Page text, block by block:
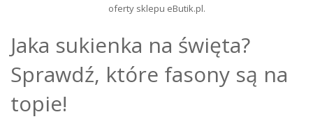
oferty sklepu eButik.pl.
Jaka sukienka na święta?
Sprawdź, które fasony są na
topie!